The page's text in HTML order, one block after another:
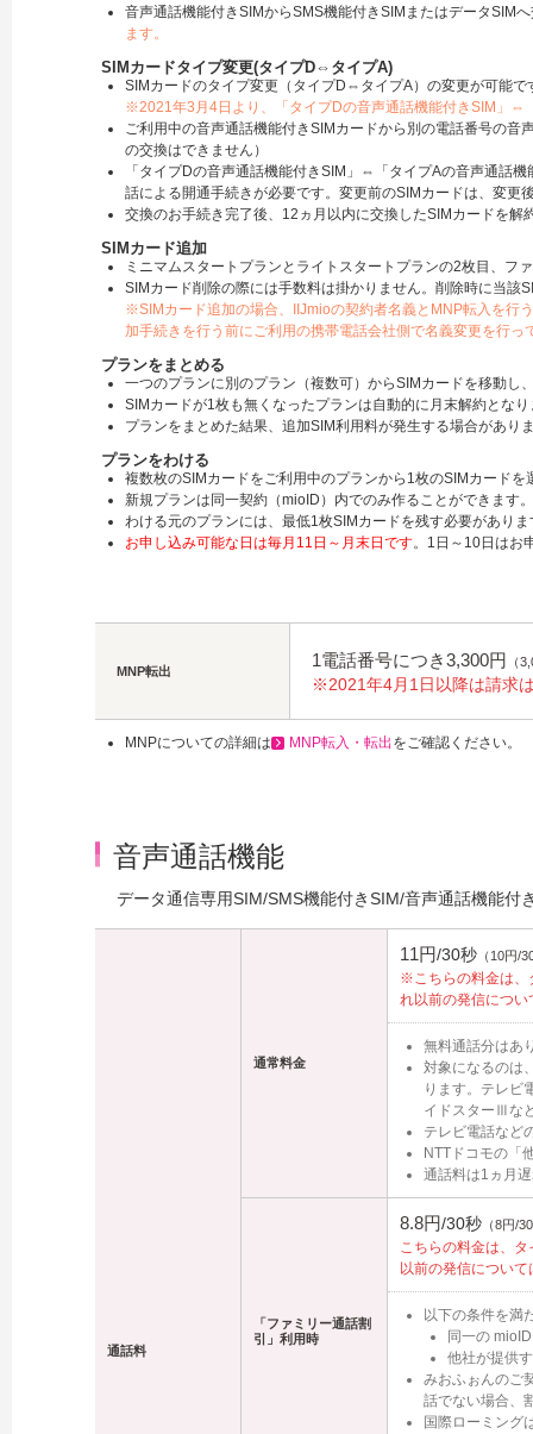
音声通話機能付きSIMからSMS機能付きSIMまたはデータSIM
ます。
SIMカードタイプ変更(タイプD⇔タイプA)
SIMカードのタイプ変更（タイプD⇔タイプA）の変更が可能で
※2021年3月4日より、「タイプDの音声通話機能付きSIM」⇔
ご利用中の音声通話機能付きSIMカードから別の電話番号の
の交換はできません）
「タイプDの音声通話機能付きSIM」⇔「タイプAの音声通話
話による開通手続きが必要です。変更前のSIMカードは、変
交換のお手続き完了後、12ヵ月以内に交換したSIMカードを
SIMカード追加
ミニマムスタートプランとライトスタートプランの2枚目、フ
SIMカード削除の際には手数料は掛かりません。削除時に当該
※SIMカード追加の場合、IIJmioの契約者名義とMNP転入を行
加手続きを行う前にご利用の携帯電話会社側で名義変更を行っ
プランをまとめる
一つのプランに別のプラン（複数可）からSIMカードを移動し
SIMカードが1枚も無くなったプランは自動的に月末解約とな
プランをまとめた結果、追加SIM利用料が発生する場合があり
プランをわける
複数枚のSIMカードをご利用中のプランから1枚のSIMカード
新規プランは同一契約（mioID）内でのみ作ることができます。
わける元のプランには、最低1枚SIMカードを残す必要がありま
お申し込み可能な日は毎月11日～月末日です。1日～10日はお
MNP転出
1電話番号につき3,300円 （
※2021年4月1日以降は請求
MNPについての詳細は MNP転入・転出をご確認ください。
音声通話機能
データ通信専用SIM/SMS機能付きSIM/音声通話機能
通話料
通常料金
11円/30秒 （10円/
※こちらの料金は、
れ以前の発信につ
無料通話分はあ
対象になるのは
ります。テレビ
イドスターⅢな
テレビ電話など
NTTドコモの「
通話料は1ヵ月
「ファミリー通話割
引」利用時
8.8円/30秒 （8円/
こちらの料金は、
以前の発信につい
以下の条件を満
同一の
他社が提供
みおふぉんのご
話でない場合、
国際ローミング